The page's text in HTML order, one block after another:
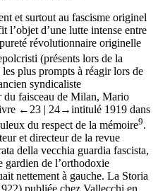
et surtout au fascisme originel
l’objet d’une lutte intense entre
révolutionnaire originelle
(présents lors de la
plus prompts à réagir lors de
syndicaliste
du faisceau de Milan, Mario
←23 | 24→intitulé 1919 dans
du respect de la mémoire9.
et directeur de la revue
della vecchia guardia fascista,
gardien de l’orthodoxie
nettement à gauche. La Storia